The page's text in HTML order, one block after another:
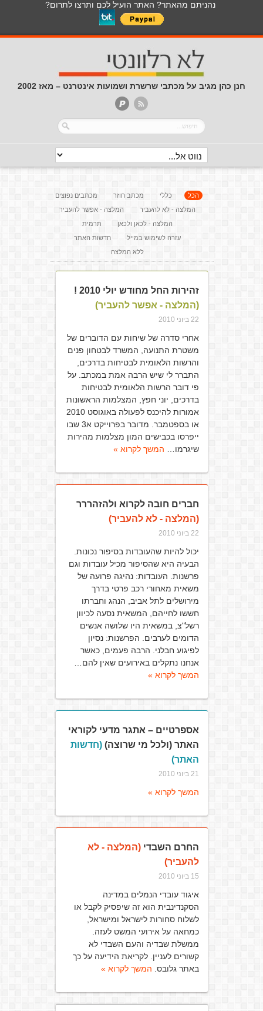
נהניתם מהאתר? האתר הועיל לכם ותרצו לתרום?
חנן כהן מגיב על מכתבי שרשרת ושמועות אינטרנט – מאז 2002
הכל כללי מכתב חוזר
מכתבים נפוצים
המלצה - לא להעביר
המלצה - אפשר להעביר
המלצה - לכאן ולכאן
תרמית
עזרה לשימוש במייל
חדשות האתר
ללא המלצה
זהירות החל מחודש יולי 2010 !
(המלצה - אפשר להעביר)
22 ביוני 2010
אחרי סדרה של שיחות עם הדוברים של
משטרת התנועה, המשרד לבטחון פנים
והרשות הלאומית לבטיחות בדרכים,
התברר לי שיש הרבה אמת במכתב. על
פי דובר הרשות הלאומית לבטיחות
בדרכים, יוני חפץ, המצלמות הראשונות
אמורות להיכנס לפעולה באוגוסט 2010
או בספטמבר. מדובר בפרוייקט א3 שבו
ייפרסו בכבישים המון מצלמות מהירות
שיגרמו… המשך לקרוא »
חברים חובה לקרוא ולהזהררר
(המלצה - לא להעביר)
22 ביוני 2010
יכול להיות שהעובדות בסיפור נכונות.
הבעיה היא שהסיפור מכיל עובדות וגם
פרשנות. העובדות: נהיגה פרועה של
משאית מאחורי רכב פרטי בדרך
מירושלים לתל אביב, הנהג וחברתו
חששו לחייהם, המשאית נסעה לכיוון
רשל"צ, במשאית היו שלושה אנשים
הדומים לערבים. הפרשנות: נסיון
לפיגוע חבלני. הרבה פעמים, כאשר
אנחנו נתקלים באירועים שאין להם…
המשך לקרוא »
אספרטיים – אתגר מדעי לקוראי
האתר (ולכל מי שרוצה)(חדשות
האתר)
21 ביוני 2010
המשך לקרוא »
החרם השבדי(המלצה - לא
להעביר)
15 ביוני 2010
איגוד עובדי הנמלים במדינה
הסקנדינבית הוא זה שיפסיק לקבל או
לשלוח סחורות לישראל ומישראל,
כמחאה על אירועי המשט לעזה.
ממשלת שבדיה והעם השבדי לא
קשורים לעניין. לקריאת הידיעה על כך
באתר גלובס. המשך לקרוא »